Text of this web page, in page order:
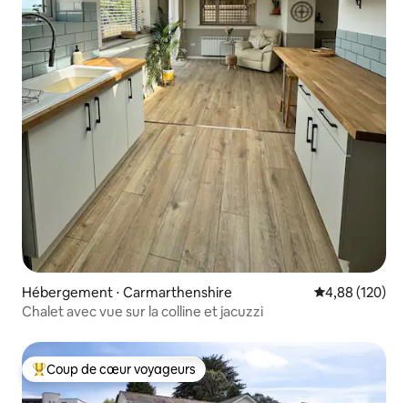
Hébergement ⋅ Carmarthenshire Évaluation
4,88 (120)
Chalet avec vue sur la colline et jacuzzi
Coups de cœur voyageurs les plus appréciés
Coup de cœur voyageurs